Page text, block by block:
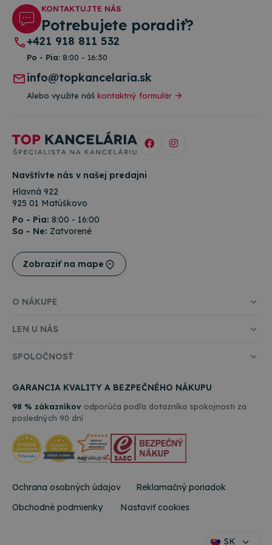
KONTAKTUJTE NÁS
Potrebujete poradiť?
+421 918 811 532
Po - Pia: 8:00 - 16:30
info@topkancelaria.sk
Alebo využite náš kontaktný formulár
Navštívte nás v našej predajni
Hlavná 922
925 01 Matúškovo
Po - Pia: 8:00 - 16:00
So - Ne: Zatvorené
Zobraziť na mape
O NÁKUPE
LEN U NÁS
SPOLOČNOSŤ
GARANCIA KVALITY A BEZPEČNÉHO NÁKUPU
98 % zákazníkov odporúča podľa dotazníka spokojnosti za
posledných 90 dní
Ochrana osobných údajov
Reklamačný poriadok
Obchodné podmienky
Nastaviť cookies
SK